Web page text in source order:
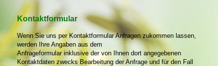
Kontaktformular
Wenn Sie uns per Kontaktformular Anfragen zukommen lassen,
werden Ihre Angaben aus dem
Anfrageformular inklusive der von Ihnen dort angegebenen
Kontaktdaten zwecks Bearbeitung der Anfrage und für den Fall